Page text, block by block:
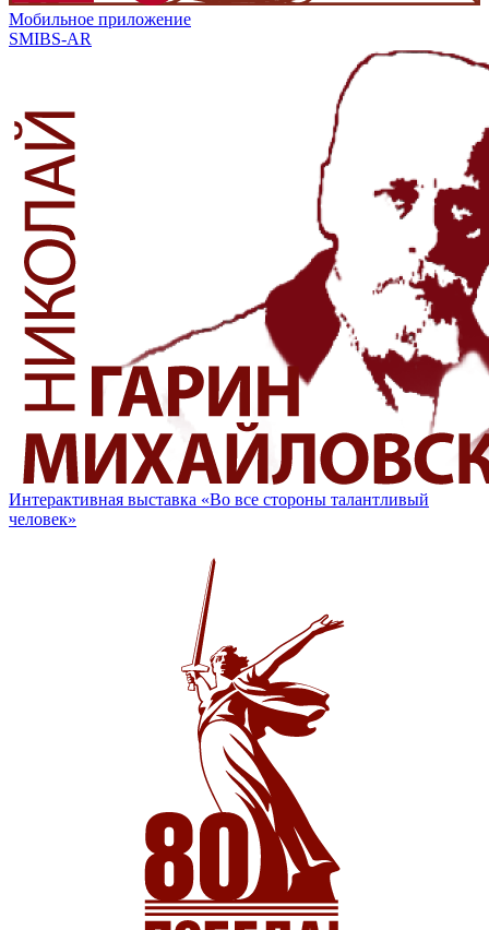
Мобильное приложение
SMIBS-AR
Интерактивная выставка «Во все стороны талантливый
человек»